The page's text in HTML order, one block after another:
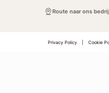
Route naar ons
Privacy Policy Cookie